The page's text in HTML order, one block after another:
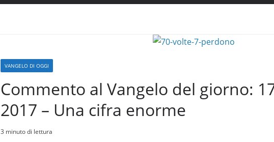
VANGELO DI OGGI
Commento al Vangelo del giorno:
2017 – Una cifra enorme
3 minuto di lettura